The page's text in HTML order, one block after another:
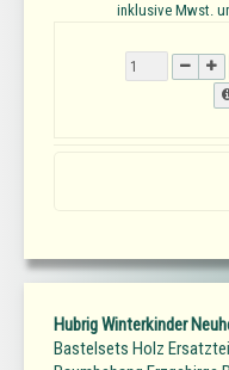
inklusive Mwst.
Hubrig Winterkinder
Bastelsets Holz